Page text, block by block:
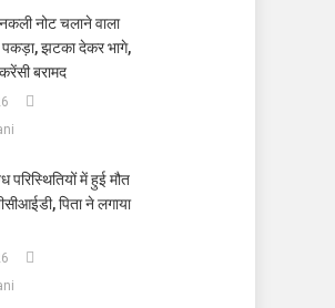
नोट चलाने वाला
पकड़ा, झटका देकर भागे,
बरामद
परिस्थितियों में हुई मौत
पिता ने लगाया